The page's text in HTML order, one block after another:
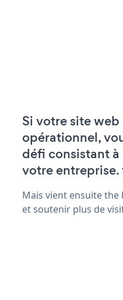
Si votre site
opérationnel,
défi consistant
votre
Mais vient ensuite
et soutenir plus de